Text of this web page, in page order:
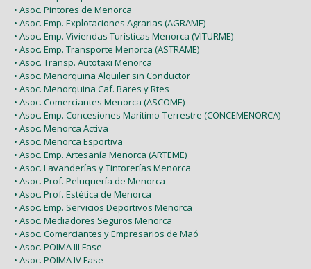
• Asoc. Pintores de Menorca
• Asoc. Emp. Explotaciones Agrarias (AGRAME)
• Asoc. Emp. Viviendas Turísticas Menorca (VITURME)
• Asoc. Emp. Transporte Menorca (ASTRAME)
• Asoc. Transp. Autotaxi Menorca
• Asoc. Menorquina Alquiler sin Conductor
• Asoc. Menorquina Caf. Bares y Rtes
• Asoc. Comerciantes Menorca (ASCOME)
• Asoc. Emp. Concesiones Marítimo-Terrestre (CONCEMENORCA)
• Asoc. Menorca Activa
• Asoc. Menorca Esportiva
• Asoc. Emp. Artesanía Menorca (ARTEME)
• Asoc. Lavanderías y Tintorerías Menorca
• Asoc. Prof. Peluquería de Menorca
• Asoc. Prof. Estética de Menorca
• Asoc. Emp. Servicios Deportivos Menorca
• Asoc. Mediadores Seguros Menorca
• Asoc. Comerciantes y Empresarios de Maó
• Asoc. POIMA III Fase
• Asoc. POIMA IV Fase